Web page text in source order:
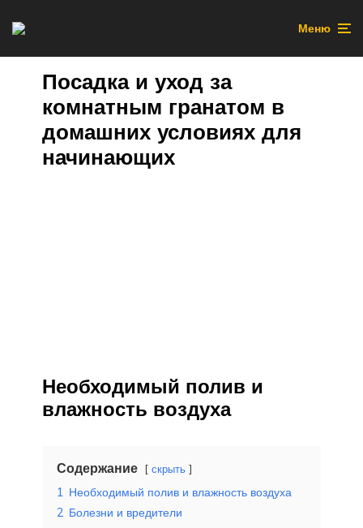
Меню
Посадка и уход за
комнатным гранатом в
домашних условиях для
начинающих
Необходимый полив и
влажность воздуха
Содержание скрыть
1 Необходимый полив и влажность воздуха
2 Болезни и вредители